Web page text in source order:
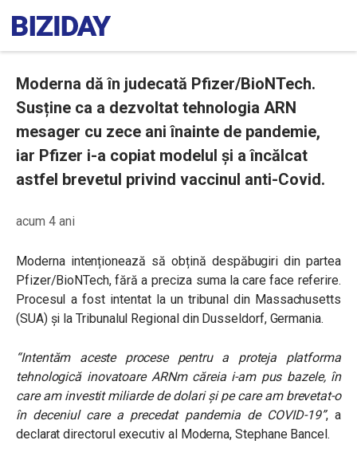
Moderna dă în judecată Pfizer/BioNTech.
Susține ca a dezvoltat tehnologia ARN
mesager cu zece ani înainte de pandemie,
iar Pfizer i-a copiat modelul și a încălcat
astfel brevetul privind vaccinul anti-Covid.
acum 4 ani
Moderna intenționează să obțină despăbugiri din partea
Pfizer/BioNTech, fără a preciza suma la care face referire.
Procesul a fost intentat la un tribunal din Massachusetts
(SUA) și la Tribunalul Regional din Dusseldorf, Germania.
“Intentăm aceste procese pentru a proteja platforma
tehnologică inovatoare ARNm căreia i-am pus bazele, în
care am investit miliarde de dolari și pe care am brevetat-o
​​în deceniul care a precedat pandemia de COVID-19”, a
declarat directorul executiv al Moderna, Stephane Bancel.